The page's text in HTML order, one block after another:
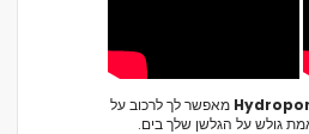
מאפשר לך לרכוב על
גולש על הגלשן שלך בים.